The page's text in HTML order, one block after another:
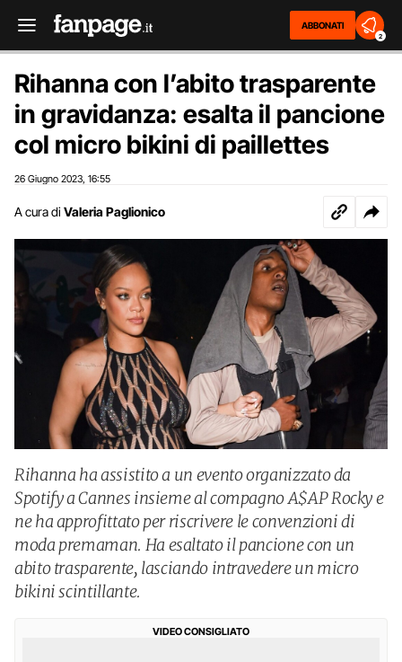
ABBONATI
2
Rihanna con l’abito trasparente
in gravidanza: esalta il pancione
col micro bikini di paillettes
26 Giugno 2023 16:55
A cura di Valeria Paglionico
Rihanna ha assistito a un evento organizzato da
Spotify a Cannes insieme al compagno A$AP Rocky e
ne ha approfittato per riscrivere le convenzioni di
moda premaman. Ha esaltato il pancione con un
abito trasparente, lasciando intravedere un micro
bikini scintillante.
VIDEO CONSIGLIATO